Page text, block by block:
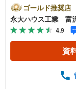
の強み～仙
ちらでは当
な不動産知
不動産を取
子育て環
良い物件
【売却】
ゴールド推奨店
永大ハウス工業 富
4.9
資